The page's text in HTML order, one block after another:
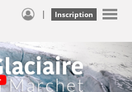
| Inscription